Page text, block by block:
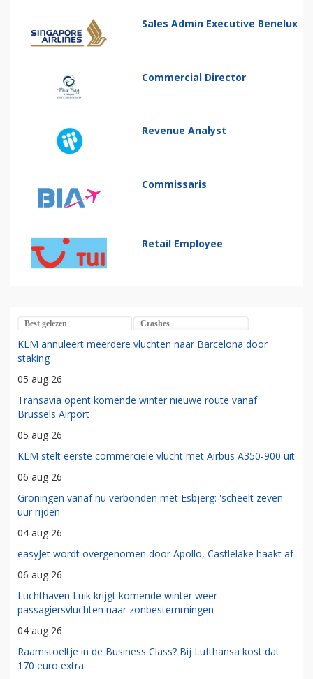
Sales Admin Executive Benelux
Commercial Director
Revenue Analyst
Commissaris
Retail Employee
Best gelezen Crashes
KLM annuleert meerdere vluchten naar Barcelona door
staking
05 aug 26
Transavia opent komende winter nieuwe route vanaf
Brussels Airport
05 aug 26
KLM stelt eerste commerciële vlucht met Airbus A350-900 uit
06 aug 26
Groningen vanaf nu verbonden met Esbjerg: 'scheelt zeven
uur rijden'
04 aug 26
easyJet wordt overgenomen door Apollo, Castlelake haakt af
06 aug 26
Luchthaven Luik krijgt komende winter weer
passagiersvluchten naar zonbestemmingen
04 aug 26
Raamstoeltje in de Business Class? Bij Lufthansa kost dat
170 euro extra